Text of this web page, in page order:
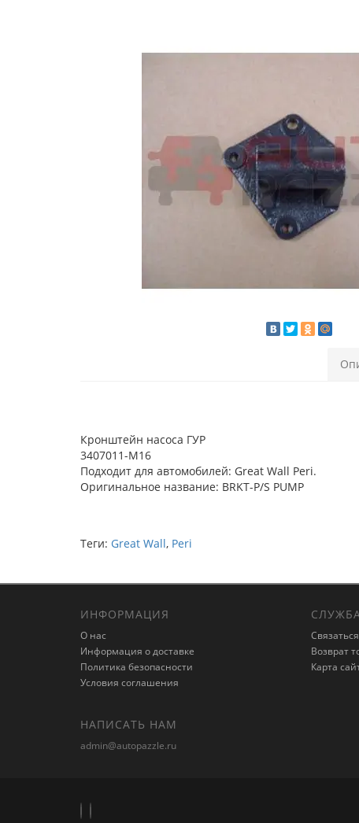
Кронштейн насоса ГУР
3407011-M16
Подходит для автомобилей: Great Wall Peri.
Оригинальное название: BRKT-P/S PUMP
Теги: Great Wall, Peri
ИНФОРМАЦИЯ
О нас
Информация о доставке
Политика безопасности
Условия соглашения
Возврат
Карта
НАПИСАТЬ НАМ
admin@autopazzle.ru